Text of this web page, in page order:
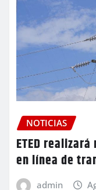
NOTICIAS
ETED
en línea de
admin